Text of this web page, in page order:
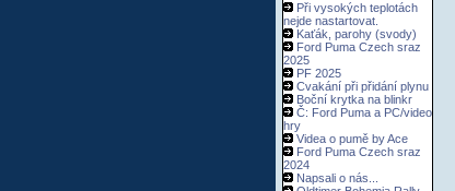
Při vysokých teplotách
nejde nastartovat.
Kaťák, parohy (svody)
Ford Puma Czech sraz
2025
PF 2025
Cvakání při přidání plynu
Boční krytka na blinkr
Č: Ford Puma a PC/video
hry
Videa o pumě by Ace
Ford Puma Czech sraz
2024
Napsali o nás...